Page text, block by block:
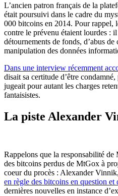
L’ancien patron français de la
était poursuivi dans le cadre du
000 bitcoins en 2014. Pour rappel,
contre le prévenu étaient lourdes :
détournements de fonds, d’abus
manipulation des données
Dans une interview récemment
disait sa certitude d’être
jugeait pour autant les charges
fantaisistes.
La piste Alexander
Rappelons que la responsabilité
des bitcoins perdus de MtGox à
coeur du procès : Alexander
en règle des bitcoins en question
dernières nouvelles en instance